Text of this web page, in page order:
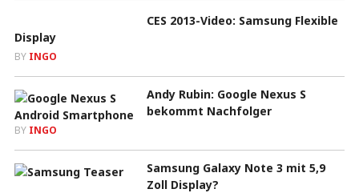
CES 2013-Video: Samsung Flexible
Display
BY INGO
Andy Rubin: Google Nexus S
bekommt Nachfolger
BY INGO
Samsung Galaxy Note 3 mit 5,9
Zoll Display?